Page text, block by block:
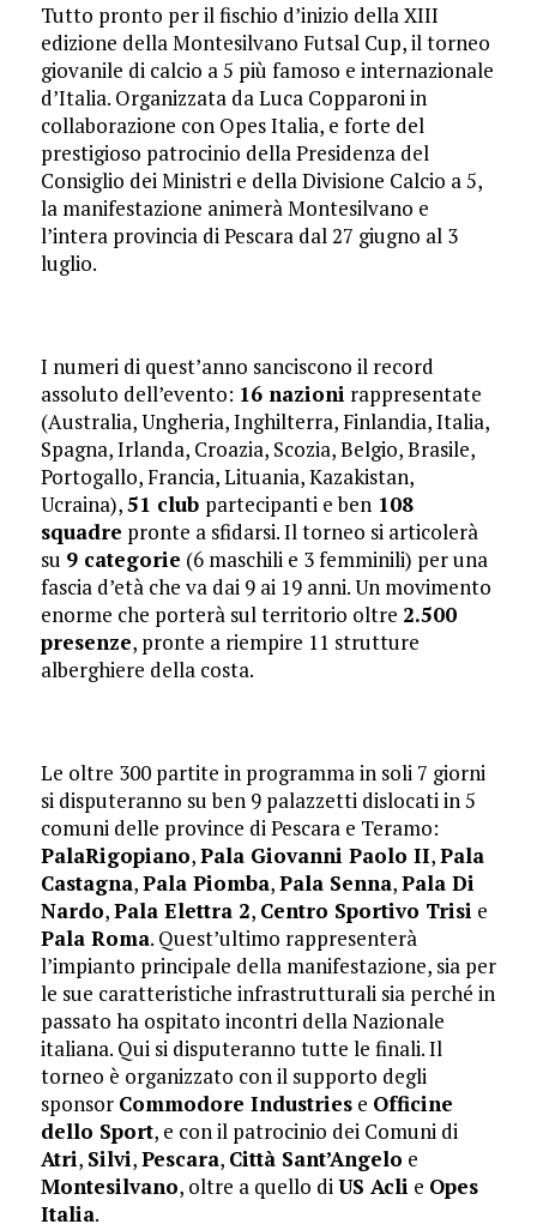
Tutto pronto per il fischio d’inizio della XIII
edizione della Montesilvano Futsal Cup, il torneo
giovanile di calcio a 5 più famoso e internazionale
d’Italia. Organizzata da Luca Copparoni in
collaborazione con Opes Italia, e forte del
prestigioso patrocinio della Presidenza del
Consiglio dei Ministri e della Divisione Calcio a 5,
la manifestazione animerà Montesilvano e
l’intera provincia di Pescara dal 27 giugno al 3
luglio.
​I numeri di quest’anno sanciscono il record
assoluto dell’evento: 16 nazioni rappresentate
(Australia, Ungheria, Inghilterra, Finlandia, Italia,
Spagna, Irlanda, Croazia, Scozia, Belgio, Brasile,
Portogallo, Francia, Lituania, Kazakistan,
Ucraina),51 club partecipanti e ben108
squadre pronte a sfidarsi. Il torneo si articolerà
su 9 categorie (6 maschili e 3 femminili) per una
fascia d’età che va dai 9 ai 19 anni. Un movimento
enorme che porterà sul territorio oltre 2.500
presenze, pronte a riempire 11 strutture
alberghiere della costa.
Le oltre 300 partite in programma in soli 7 giorni
si disputeranno su ben 9 palazzetti dislocati in 5
comuni delle province di Pescara e Teramo:
PalaRigopiano,Pala Giovanni Paolo II,Pala
Castagna,Pala Piomba,Pala Senna,Pala Di
Nardo,Pala Elettra 2, Centro Sportivo Trisi e
Pala Roma. Quest’ultimo rappresenterà
l’impianto principale della manifestazione, sia per
le sue caratteristiche infrastrutturali sia perché in
passato ha ospitato incontri della Nazionale
italiana. Qui si disputeranno tutte le finali. Il
torneo è organizzato con il supporto degli
sponsor Commodore Industriese Officine
dello Sport, e con il patrocinio dei Comuni di
Atri, Silvi,Pescara, Città Sant’Angelo e
Montesilvano, oltre a quello diUS Acli e Opes
Italia.